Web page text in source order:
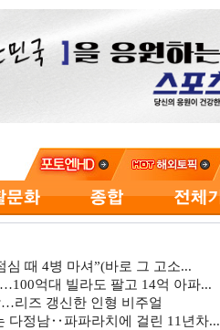
심 때 4병 마셔”(바로 그 고소...
억대 빌라도 팔고 14억 아파...
리즈 갱신한 인형 비주얼
다정남‥파파라치에 걸린 11년차...